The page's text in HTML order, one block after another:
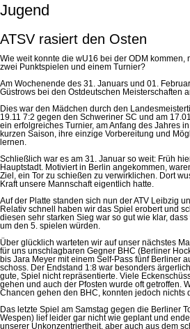
Jugend
ATSV rasiert den Osten
Wie weit konnte die wU16 bei der ODM kommen,
zwei Punktspielen und einem Turnier?
Am Wochenende des 31. Januars und 01.
Güstrows bei den Ostdeutschen Meisterschaften
Dies war den Mädchen durch den
19.11 7:2 gegen den Schweriner SC und am
ein erfolgreiches Turnier, am Anfang des Jahres
kurzen Saison, ihre einzige Vorbereitung und
lernen.
Schließlich war es am 31. Januar so weit: Früh
Hauptstadt. Motiviert in Berlin angekommen,
Ziel, ein Tor zu schießen zu verwirklichen. Dort
Kraft unsere Mannschaft eigentlich hatte.
Auf der Platte standen sich nun der ATV Leibzig
Relativ schnell haben wir das Spiel erobert und
diesen sehr starken Sieg war so gut wie klar,
um den 5. spielen würden.
Über glücklich warteten wir auf unser nächstes
für uns unschlagbaren Gegner BHC (Berliner
bis Jara Meyer mit einem Self-Pass fünf Berliner
schoss. Der Endstand 1:8 war besonders
gute, Spiel nicht repräsentierte. Viele
gehen und auch der Pfosten wurde oft getroffen.
Chancen gehen den BHC, konnten jedoch nichts
Das letzte Spiel am Samstag gegen die Berliner
Wespen) lief leider gar nicht wie geplant und
unserer Unkonzentriertheit, aber auch aus dem